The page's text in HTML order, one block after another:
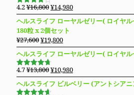
は
¥14,800
で
し
た。
格
は
¥13,280
5段階で
4.19の評
価
4.2¥16,800元
の
価
格
は
¥16,800
で
し
た。
¥14,980現
在
の
は
で
す。
ヘルスライフ ローヤルゼリー( ロイヤ
180粒 x 2個セット
¥27,600元
の
価
格
は
¥27,600
¥19,800現
在
価
格
は
ヘルスライフ ローヤルゼリー( ロイヤ
5段階で
4.69の評
価
4.7¥13,800元
の
価
¥10,980現
在
の
ヘルスライフ ビルベリー (アントシア